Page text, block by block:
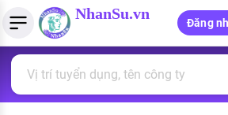
NhanSu.vn
Đăng
Tìm việc làm
Quản lý CV
Tính lương Gross - Net
PHÁP LUẬT VIỆT NAM
Văn bản pháp luật